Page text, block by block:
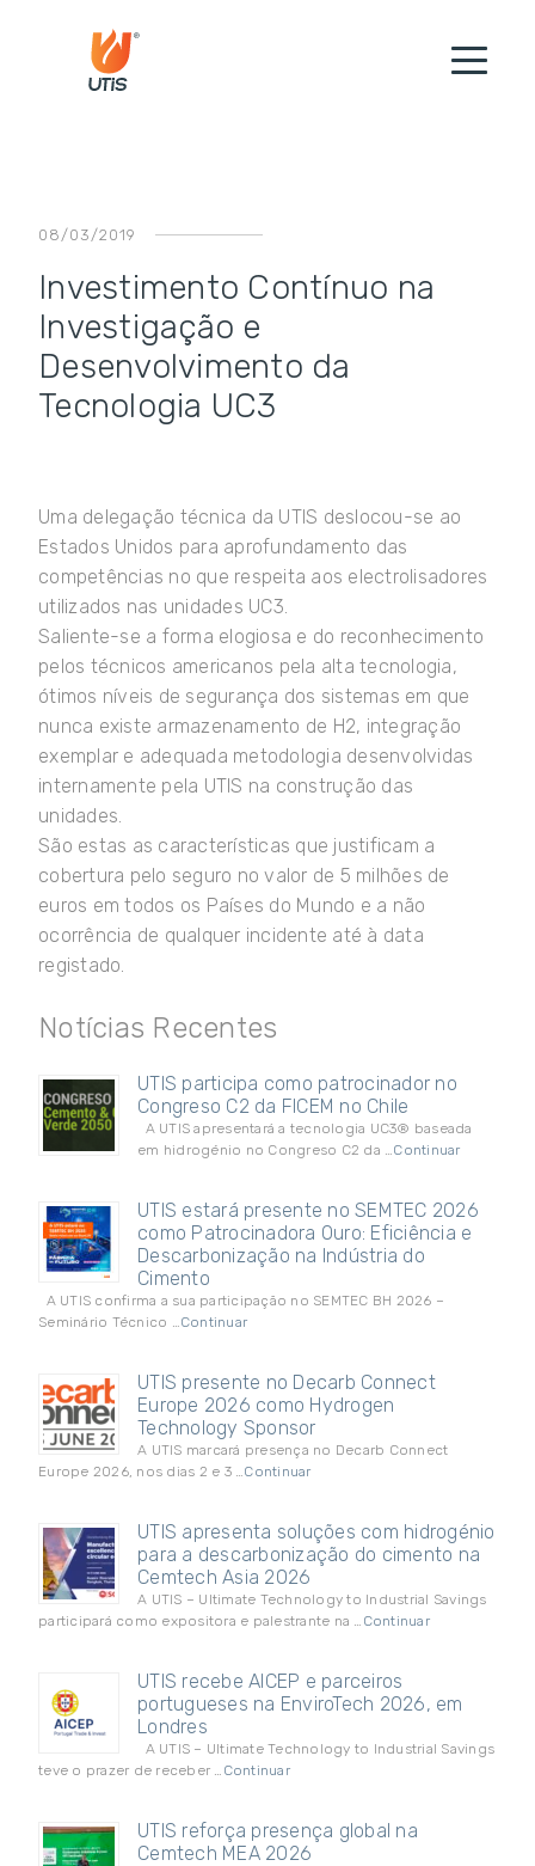
08/03/2019
Investimento Contínuo na
Investigação e
Desenvolvimento da
Tecnologia UC3
Uma delegação técnica da UTIS deslocou-se ao
Estados Unidos para aprofundamento das
competências no que respeita aos electrolisadores
utilizados nas unidades UC3.
Saliente-se a forma elogiosa e do reconhecimento
pelos técnicos americanos pela alta tecnologia,
ótimos níveis de segurança dos sistemas em que
nunca existe armazenamento de H2, integração
exemplar e adequada metodologia desenvolvidas
internamente pela UTIS na construção das
unidades.
São estas as características que justificam a
cobertura pelo seguro no valor de 5 milhões de
euros em todos os Países do Mundo e a não
ocorrência de qualquer incidente até à data
registado.
Notícias Recentes
UTIS participa como patrocinador no
Congreso C2 da FICEM no Chile
A UTIS apresentará a tecnologia UC3® baseada
em hidrogénio no Congreso C2 da …Continuar
UTIS estará presente no SEMTEC 2026
como Patrocinadora Ouro: Eficiência e
Descarbonização na Indústria do
Cimento
A UTIS confirma a sua participação no SEMTEC BH 2026 –
Seminário Técnico …Continuar
UTIS presente no Decarb Connect
Europe 2026 como Hydrogen
Technology Sponsor
A UTIS marcará presença no Decarb Connect
Europe 2026, nos dias 2 e 3 …Continuar
UTIS apresenta soluções com hidrogénio
para a descarbonização do cimento na
Cemtech Asia 2026
A UTIS – Ultimate Technology to Industrial Savings
participará como expositora e palestrante na … Continuar
UTIS recebe AICEP e parceiros
portugueses na EnviroTech 2026, em
Londres
A UTIS – Ultimate Technology to Industrial Savings
teve o prazer de receber … Continuar
UTIS reforça presença global na
Cemtech MEA 2026